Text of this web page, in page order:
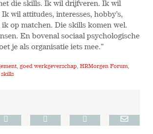
die skills. Ik wil drijfveren. Ik wil
wil attitudes, interesses, hobby’s,
ik op matchen. Die skills komen wel.
En bovenal sociaal psychologische
je als organisatie iets mee.”
,goed werkgeverschap,HRMorgen Forum,
skills